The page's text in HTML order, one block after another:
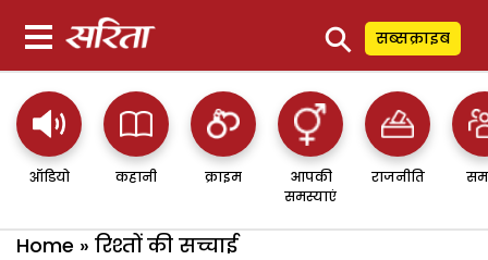
⚲ सब्सक्राइब
ऑडियो कहानी क्राइम
आपकी
समस्याएं
राजनीति
Home » रिश्तों की सच्चाई